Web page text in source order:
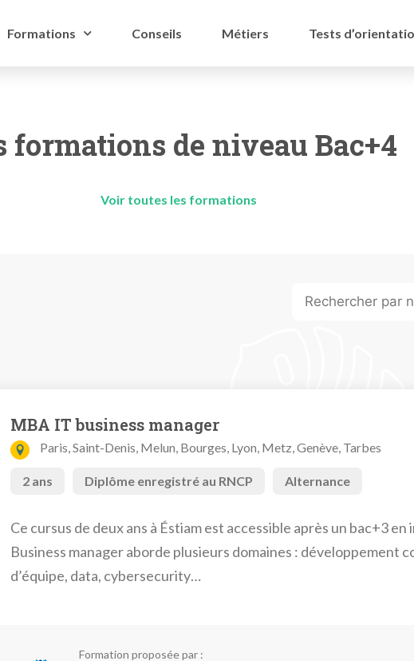
Formations Conseils Métiers Tests
formations de niveau Bac+4
Voir toutes les formations
MBA IT business manager
Paris, Saint-Denis, Melun, Bourges, Lyon, Metz, Genève, Tarbes
2 ans Diplôme enregistré au RNCP Alternance
Ce cursus de deux ans à Éstiam est accessible après un bac+3
Business manager aborde plusieurs domaines : développement
d’équipe, data, cybersecurity…
Formation proposée par :